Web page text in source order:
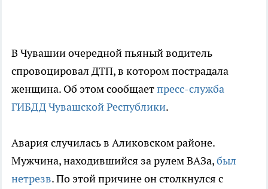
В Чувашии очередной пьяный водитель
спровоцировал ДТП, в котором пострадала
женщина. Об этом сообщаетпресс-служба
ГИБДД Чувашской Республики.
Авария случилась в Аликовском районе.
Мужчина, находившийся за рулем ВАЗа,был
нетрезв. По этой причине он столкнулся с